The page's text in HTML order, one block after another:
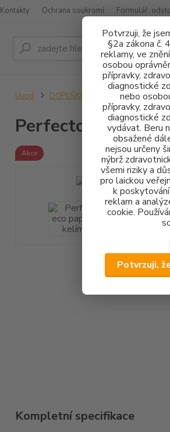
Potvrzuji, že
§2a zákona č.
reklamy, ve
osobou
přípravky,
diagnostické
nebo
přípravky,
diagnostické
vydávat. Beru
obsažené
nejsou určeny
nýbrž
všemi riziky a
pro laickou
k
reklam a
cookie.
Potvrzuji,
Kontakty Ochrana soukromí Formulář:
Úvod DOPLŇKOVÝ SORTIMENT
Perfecto eco
Akce
Kompletní specifikace